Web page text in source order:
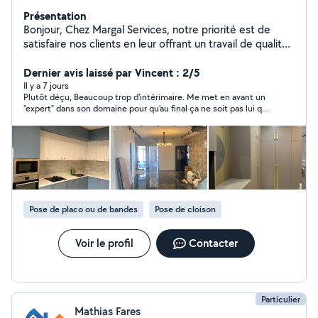
Présentation
Bonjour, Chez Margal Services, notre priorité est de
satisfaire nos clients en leur offrant un travail de qualité
mettons notre savoir-faire à votre service. C'est avec
plaisir que nous rendrons service à nos chers voisins.
Nous proposons une large gamme de prestations dans
le secteur du bâtiment : Plomberie, peinture, carrelage,
bricolage, menuiserie, métallerie, plâtrerie, pose de
placo, serrurerie, installation électrique, pose de
parquet, revêtement de sol, installation de cuisines et
de salles de bain, ainsi que du dépannage multiservices.
Nous intervenons à Renne et dans ses environs. Tous
les services réunis pour mener à bien votre projet.
N'hésitez pas à nous contacter, nous sommes à votre
écoute. Cordialement, L'équipe Margal Services
Dernier avis laissé par Vincent : 2/5
Il y a 7 jours
Plutôt déçu, Beaucoup trop d'intérimaire. Me met en avant un
"expert" dans son domaine pour qu'au final ça ne soit pas lui qui
tenu. Reste néamoin sympatique.
Pose de placo ou de bandes Pose de cloison
Voir le profil Contacter
Particulier
Mathias Fares